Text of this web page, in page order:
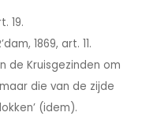
19.
1869, art. 11.
de Kruisgezinden om
die van de zijde
(idem).